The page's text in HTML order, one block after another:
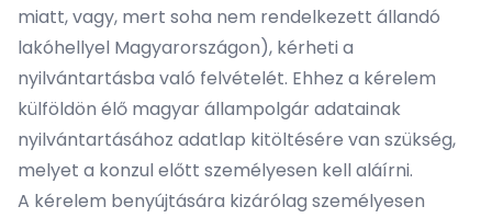
miatt, vagy, mert soha nem rendelkezett állandó
lakóhellyel Magyarországon), kérheti a
nyilvántartásba való felvételét. Ehhez a kérelem
külföldön élő magyar állampolgár adatainak
nyilvántartásához adatlap kitöltésére van szükség,
melyet a konzul előtt személyesen kell aláírni.
A kérelem benyújtására kizárólag személyesen